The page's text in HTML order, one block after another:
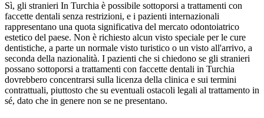
Sì, gli stranieri In Turchia è possibile sottoporsi a trattamenti con
faccette dentali senza restrizioni, e i pazienti internazionali
rappresentano una quota significativa del mercato odontoiatrico
estetico del paese. Non è richiesto alcun visto speciale per le cure
dentistiche, a parte un normale visto turistico o un visto all'arrivo, a
seconda della nazionalità. I ​​pazienti che si chiedono se gli stranieri
possano sottoporsi a trattamenti con faccette dentali in Turchia
dovrebbero concentrarsi sulla licenza della clinica e sui termini
contrattuali, piuttosto che su eventuali ostacoli legali al trattamento in
sé, dato che in genere non se ne presentano.